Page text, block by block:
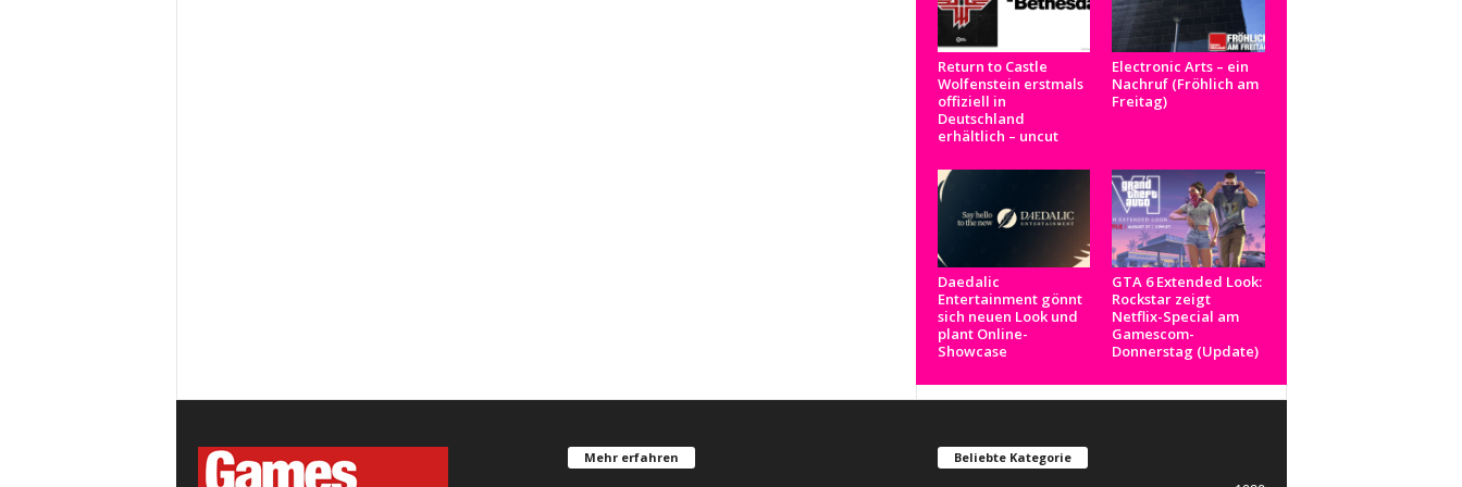
Return to Castle
Wolfenstein erstmals
offiziell in
Deutschland
erhältlich – uncut
Electronic Arts – ein
Nachruf (Fröhlich am
Freitag)
Daedalic
Entertainment gönnt
sich neuen Look und
plant Online-
Showcase
GTA 6 Extended Look:
Rockstar zeigt
Netflix-Special am
Gamescom-
Donnerstag (Update)
Mehr erfahren Beliebte Kategorie